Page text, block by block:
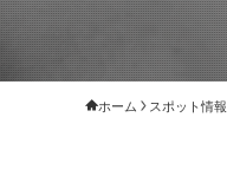
ホーム スポット情報